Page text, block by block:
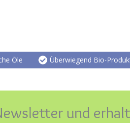
Öle Überwiegend Bio-
und